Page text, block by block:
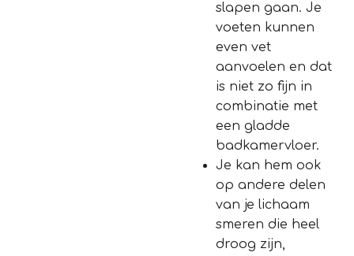
slapen gaan. Je
voeten kunnen
even vet
aanvoelen en dat
is niet zo fijn in
combinatie met
een gladde
badkamervloer.
Je kan hem ook
op andere delen
van je lichaam
smeren die heel
droog zijn,